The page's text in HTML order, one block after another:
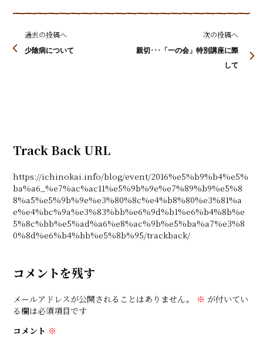
過去の投稿へ
少陰病について
次の投稿へ
親切･･･「一の会」特別講座に際
して
Track Back URL
https://ichinokai.info/blog/event/2016%e5%b9%b4%e5%
ba%a6_%e7%ac%ac11%e5%9b%9e%e7%89%b9%e5%8
8%a5%e5%9b%9e%e3%80%8c%e4%b8%80%e3%81%a
e%e4%bc%9a%e3%83%bb%e6%9d%b1%e6%b4%8b%e
5%8c%bb%e5%ad%a6%e8%ac%9b%e5%ba%a7%e3%8
0%8d%e6%b4%bb%e5%8b%95/trackback/
コメントを残す
メールアドレスが公開されることはありません。 ※ が付いてい
る欄は必須項目です
コメント ※